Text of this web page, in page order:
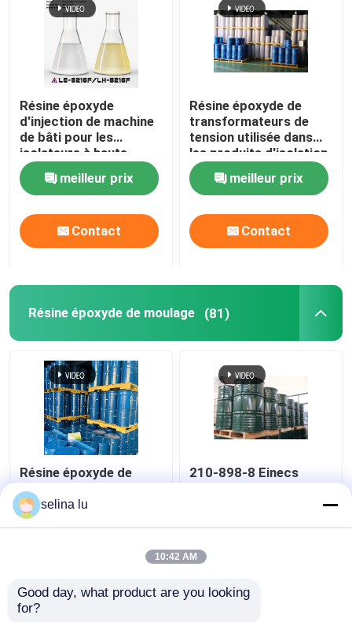
Résine époxyde
d'injection de machine
de bâti pour les
isolateurs à haute
tension
meilleur prix
Contact
Résine époxyde de
transformateurs de
tension utilisée dans
les produits d'isolation
de puissance à haute
tensionmeilleur prix
Contact
Résine époxyde de moulage (81)
Résine époxyde de
polyuréthane à deux
composants pour la
résistance UV sèche de
Contact
210-898-8 Einecs
résine époxy sans
Contact
selina lu
10:42 AM
Good day, what product are you looking
for?